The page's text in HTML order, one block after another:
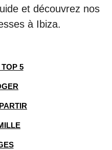
et découvrez nos
à Ibiza.
5